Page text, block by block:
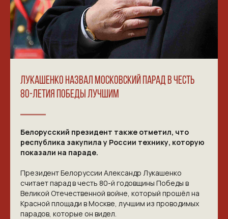
ЛУКАШЕНКО НАЗВАЛ МОСКОВСКИЙ ПАРАД В ЧЕСТЬ
80-ЛЕТИЯ ПОБЕДЫ ЛУЧШИМ
Белорусский президент также отметил, что
республика закупила у России технику, которую
показали на параде.
Президент Белоруссии Александр Лукашенко
считает парад в честь 80-й годовщины Победы в
Великой Отечественной войне, который прошёл на
Красной площади в Москве, лучшим из проводимых
парадов, которые он видел.